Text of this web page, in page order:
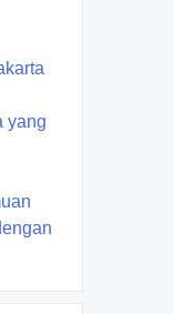
yang